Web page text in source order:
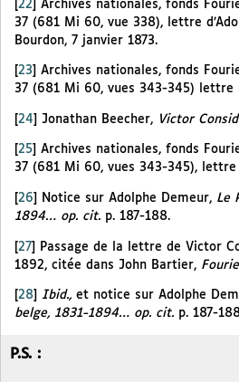
22
Archives nationales, fonds
37 (681 Mi 60, vue 338), lettre
Bourdon, 7 janvier 1873.
23
Archives nationales, fonds
37 (681 Mi 60, vues 343-345) lettre
[24] Jonathan Beecher, Victor
25
Archives nationales, fonds
37 (681 Mi 60, vues 343-345), lettre
26 Notice sur Adolphe Demeur, Le
1894… op. cit. p. 187-188.
[27]
Passage de la lettre de Victor
1892, citée dans John Bartier,
28 Ibid., et notice sur Adolphe
belge, 1831-1894… op. cit. p. 187-
P.S. :